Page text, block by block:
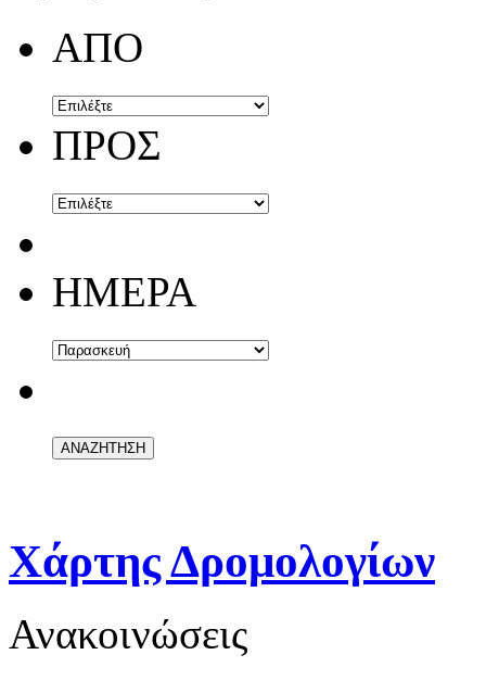
ΑΠΟ
ΠΡΟΣ
ΗΜΕΡΑ
Χάρτης Δρομολογίων
Ανακοινώσεις